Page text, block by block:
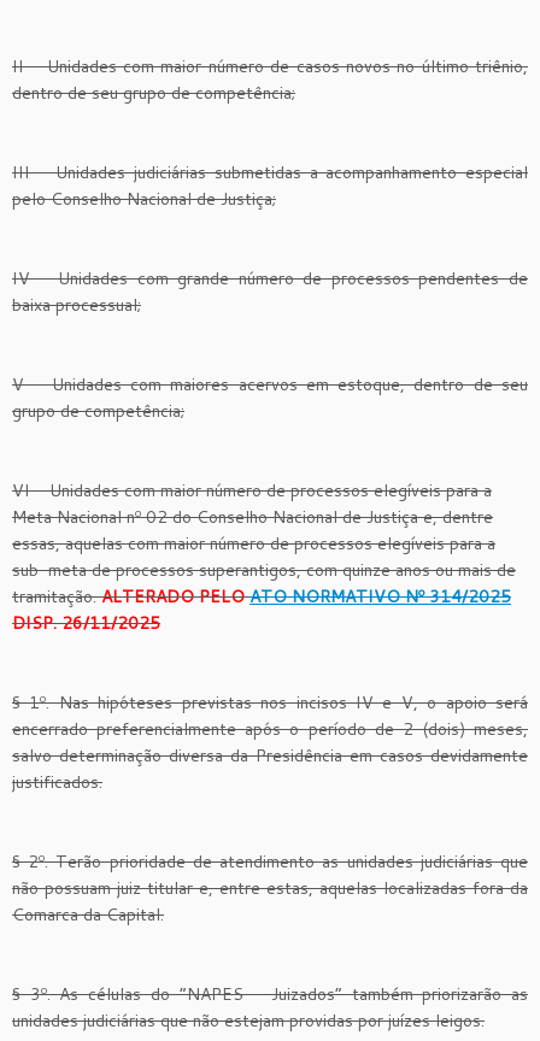
II – Unidades com maior número de casos novos no último triênio,
dentro de seu grupo de competência;
III – Unidades judiciárias submetidas a acompanhamento especial
pelo Conselho Nacional de Justiça;
IV – Unidades com grande número de processos pendentes de
baixa processual;
V – Unidades com maiores acervos em estoque, dentro de seu
grupo de competência;
VI – Unidades com maior número de processos elegíveis para a
Meta Nacional nº 02 do Conselho Nacional de Justiça e, dentre
essas, aquelas com maior número de processos elegíveis para a
sub-meta de processos superantigos, com quinze anos ou mais de
tramitação.ALTERADO PELOATO NORMATIVO Nº 314/2025
DISP. 26/11/2025
§ 1º. Nas hipóteses previstas nos incisos IV e V, o apoio será
encerrado preferencialmente após o período de 2 (dois) meses,
salvo determinação diversa da Presidência em casos devidamente
justificados.
§ 2º. Terão prioridade de atendimento as unidades judiciárias que
não possuam juiz titular e, entre estas, aquelas localizadas fora da
Comarca da Capital.
§ 3º. As células do “NAPES – Juizados” também priorizarão as
unidades judiciárias que não estejam providas por juízes leigos.